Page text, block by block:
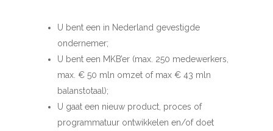
U bent een in Nederland gevestigde
ondernemer;
U bent een MKB’er (max. 250 medewerkers,
max. € 50 mln omzet of max € 43 mln
balanstotaal);
U gaat een nieuw product, proces of
programmatuur ontwikkelen en/of doet